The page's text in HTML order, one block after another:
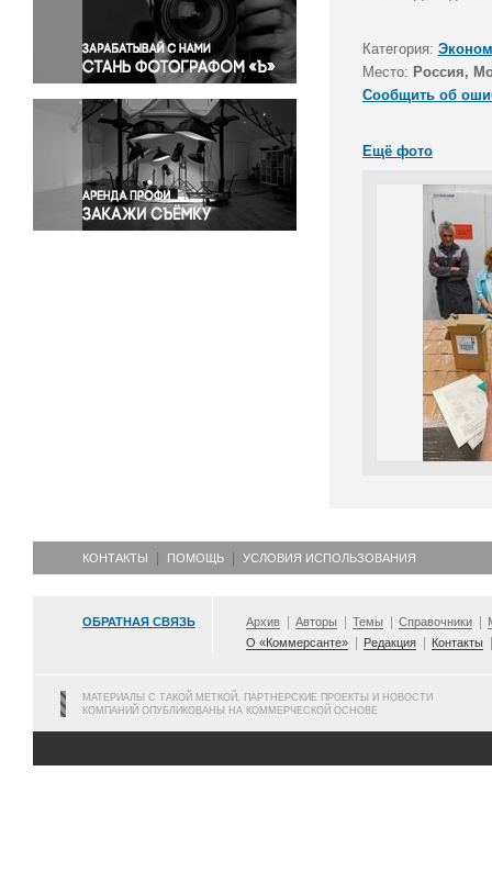
Правосудие
Происшествия и конфликты
Религия
Светская жизнь
Спорт
Экология
Экономика и бизнес
Категория:
Место: Россия,
Сообщить об
Ещё фото
КОНТАКТЫ ПОМОЩЬ УСЛОВИЯ ИСПОЛЬЗОВАНИЯ
ОБРАТНАЯ СВЯЗЬ Архив Авторы Темы Справочники
О «Коммерсанте»
Редакция Контакты
МАТЕРИАЛЫ С ТАКОЙ МЕТКОЙ, ПАРТНЕРСКИЕ ПРОЕКТЫ И НОВОСТИ
КОМПАНИЙ ОПУБЛИКОВАНЫ НА КОММЕРЧЕСКОЙ ОСНОВЕ